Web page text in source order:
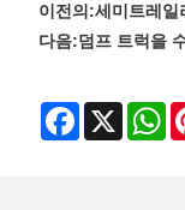
이전의:세미트레
다음:덤프 트럭을
Facebook
X